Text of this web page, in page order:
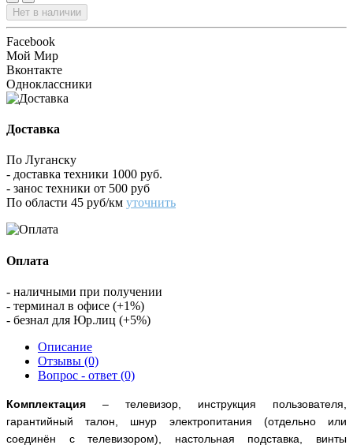
Нет в наличии
Facebook
Мой Мир
Вконтакте
Одноклассники
Доставка
По Луганску
- доставка техники 1000 руб.
- занос техники от 500 руб
По области 45 руб/км уточнить
Оплата
- наличными при получении
- терминал в офисе (+1%)
- безнал для Юр.лиц (+5%)
Описание
Отзывы (0)
Вопрос - ответ (0)
Комплектация – телевизор, инструкция пользователя,
гарантийный талон, шнур электропитания (отдельно или
соединён с телевизором), настольная подставка, винты